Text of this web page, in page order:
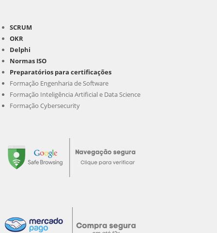
SCRUM
OKR
Delphi
Normas ISO
Preparatórios para certificações
Formação Engenharia de Software
Formação Inteligência Artificial e Data Science
Formação Cybersecurity